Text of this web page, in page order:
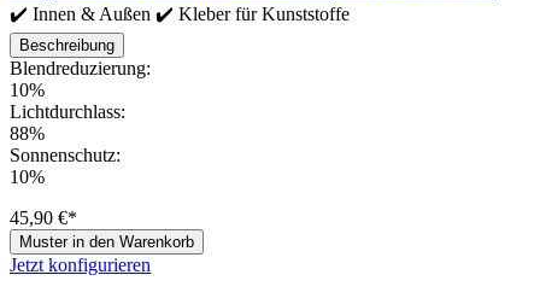
✔️ Innen & Außen ✔️ Kleber für Kunststoffe
Beschreibung
Blendreduzierung:
10%
Lichtdurchlass:
88%
Sonnenschutz:
10%
45,90 €*
Muster in den Warenkorb
Jetzt konfigurieren